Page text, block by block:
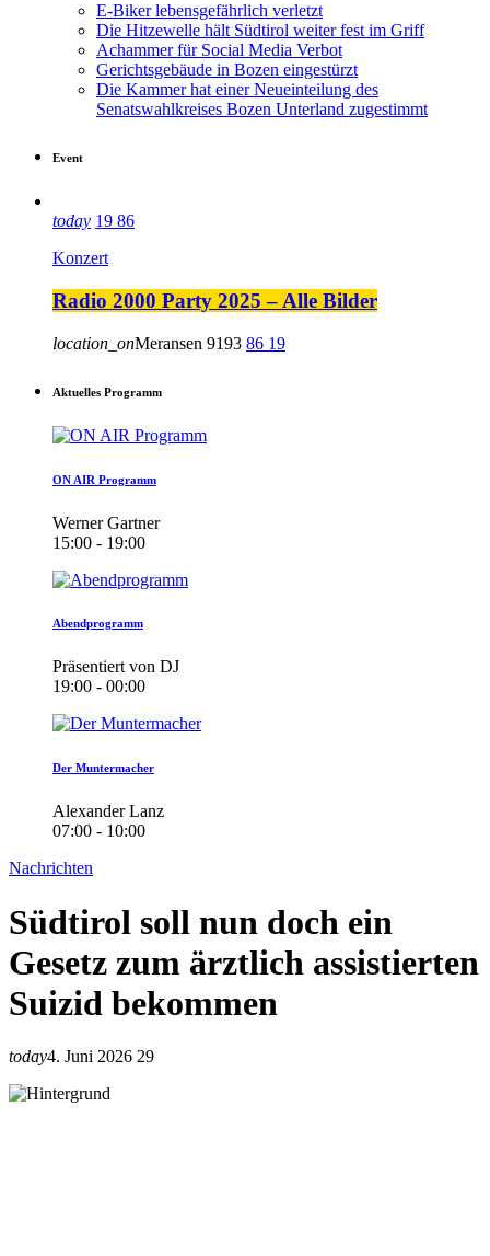
E-Biker lebensgefährlich verletzt
Die Hitzewelle hält Südtirol weiter fest im Griff
Achammer für Social Media Verbot
Gerichtsgebäude in Bozen eingestürzt
Die Kammer hat einer Neueinteilung des
Senatswahlkreises Bozen Unterland zugestimmt
Event
today 19 86
Konzert
Radio 2000 Party 2025 – Alle Bilder
location_onMeransen 9193 86 19
Aktuelles Programm
ON AIR Programm
Werner Gartner
15:00 - 19:00
Abendprogramm
Präsentiert von DJ
19:00 - 00:00
Der Muntermacher
Alexander Lanz
07:00 - 10:00
Nachrichten
Südtirol soll nun doch ein
Gesetz zum ärztlich assistierten
Suizid bekommen
today4. Juni 2026 29